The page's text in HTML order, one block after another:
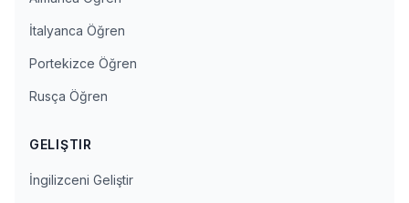
İtalyanca Öğren
Portekizce Öğren
Rusça Öğren
GELIŞTIR
İngilizceni Geliştir